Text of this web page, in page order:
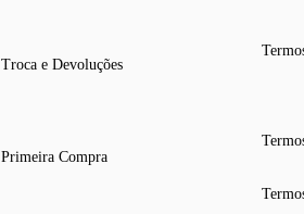
Troca e Devoluções
Primeira Compra